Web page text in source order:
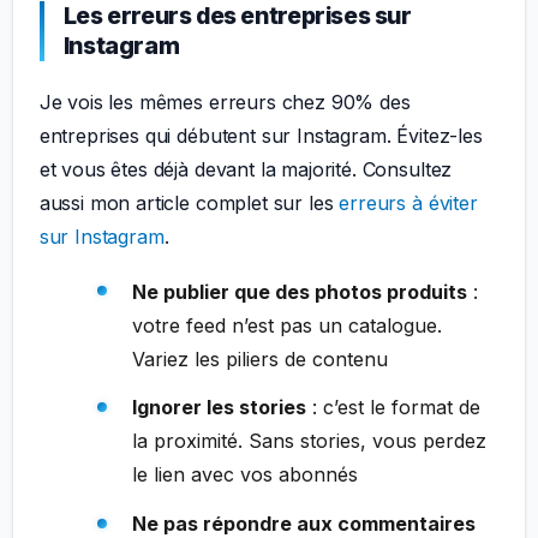
Les erreurs des entreprises sur
Instagram
Je vois les mêmes erreurs chez 90% des
entreprises qui débutent sur Instagram. Évitez-les
et vous êtes déjà devant la majorité. Consultez
aussi mon article complet sur leserreurs à éviter
sur Instagram.
Ne publier que des photos produits:
votre feed n’est pas un catalogue.
Variez les piliers de contenu
Ignorer les stories: c’est le format de
la proximité. Sans stories, vous perdez
le lien avec vos abonnés
Ne pas répondre aux commentaires